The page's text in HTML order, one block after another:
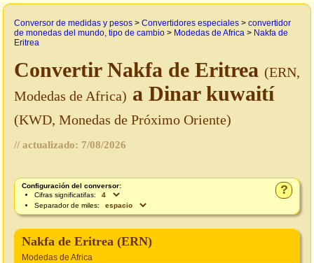
Conversor de medidas y pesos > Convertidores especiales > convertidor
de monedas del mundo, tipo de cambio > Modedas de Africa > Nakfa de
Eritrea
Convertir Nakfa de Eritrea (ERN,
Modedas de Africa) a Dinar kuwaití
(KWD, Monedas de Próximo Oriente)
// actualizado: 7/08/2026
?
Configuración del conversor:
Cifras significatifas:
Separador de miles:
Nakfa de Eritrea (ERN)
Modedas de Africa